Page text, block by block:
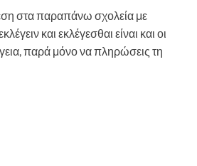
στα παραπάνω σχολεία με
και εκλέγεσθαι είναι και οι
παρά μόνο να πληρώσεις τη